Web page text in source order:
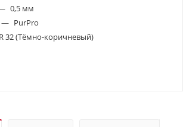
0,5 мм
— PurPro
32 (Тёмно-коричневый)